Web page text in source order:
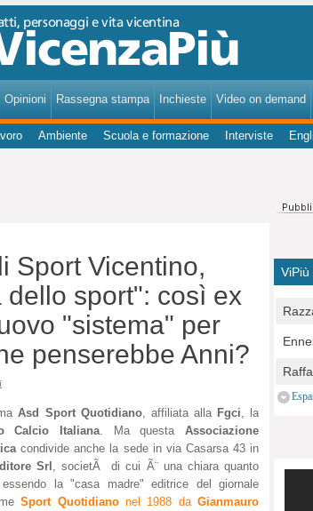
Opinioni Rassegna stampa Inchieste Video on demand
Ambiente Scuola e formazione Interviste
Sport Vicentino,
sport": così ex
"sistema" per
penserebbe Anni?
Asd Sport Quotidiano, affiliata alla Fgci, la
Calcio Italiana. Ma questa Associazione
condivide anche la sede in via Casarsa 43 in
Srl , societÃ di cui Ã¨ una chiara quanto
essendo la "casa madre" editrice del giornale
Sport Quotidianonel 1988 da Gianmauro
ViPiù
per
E